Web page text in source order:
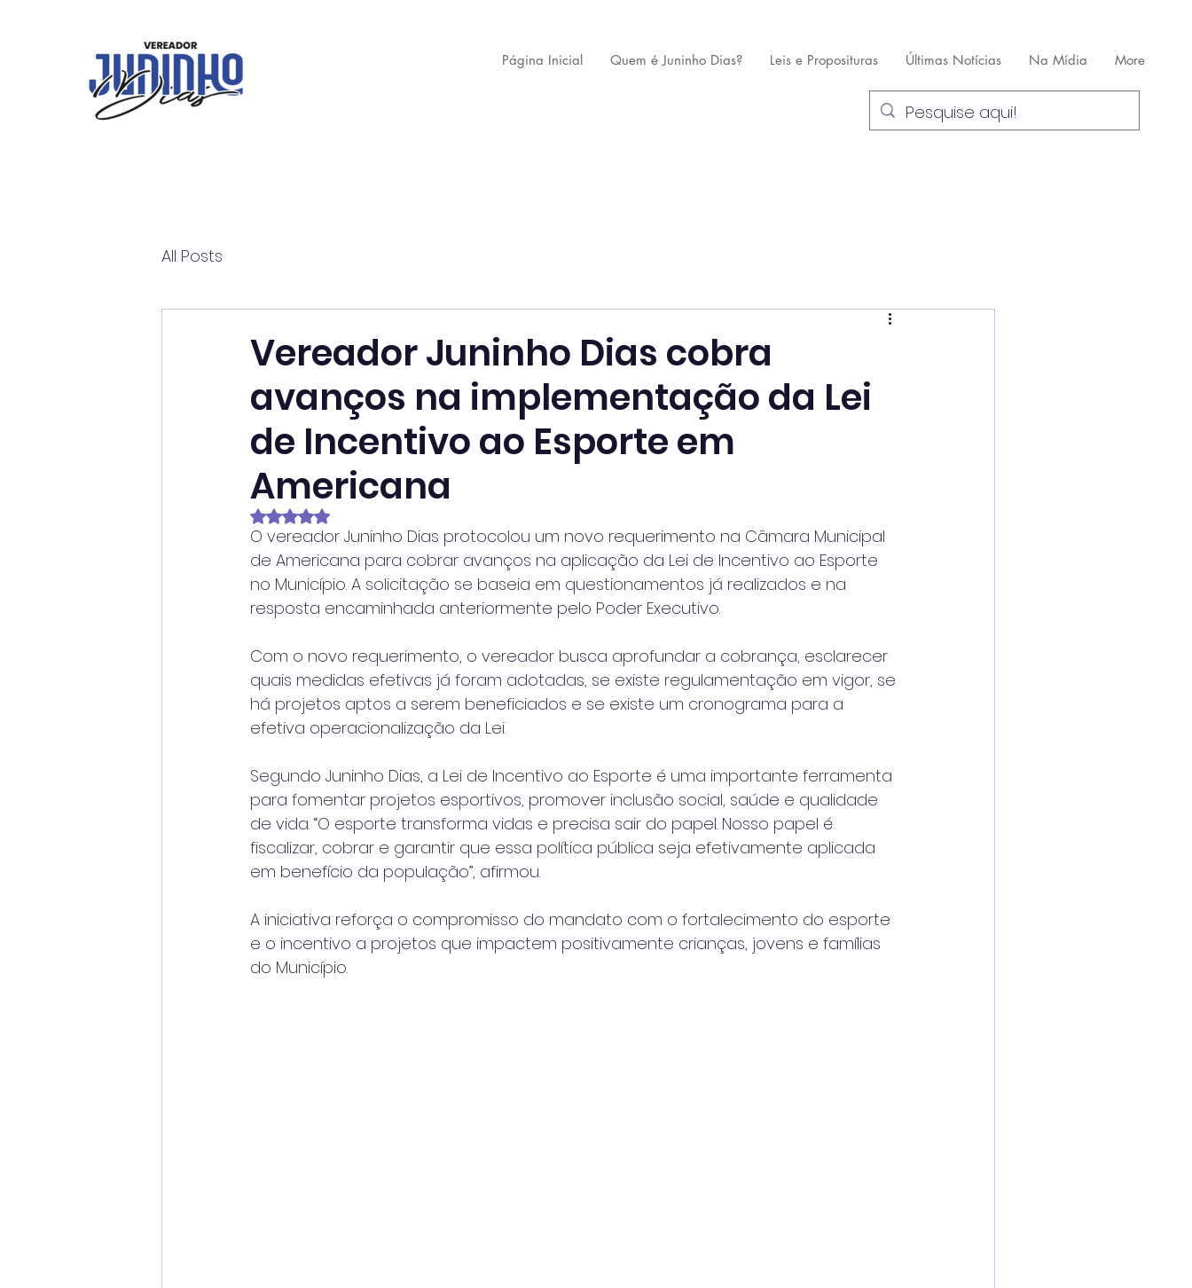
Página Inicial Quem é Juninho Dias? Leis e Proposituras Últimas Notícias Na Mídia More
All Posts
Vereador Juninho Dias cobra
avanços na implementação da Lei
de Incentivo ao Esporte em
Americana
Avaliado com NaN de 5 estrelas.
O vereador Juninho Dias protocolou um novo requerimento na Câmara Municipal
de Americana para cobrar avanços na aplicação da Lei de Incentivo ao Esporte
no Município. A solicitação se baseia em questionamentos já realizados e na
resposta encaminhada anteriormente pelo Poder Executivo.
Com o novo requerimento, o vereador busca aprofundar a cobrança, esclarecer
quais medidas efetivas já foram adotadas, se existe regulamentação em vigor, se
há projetos aptos a serem beneficiados e se existe um cronograma para a
efetiva operacionalização da Lei.
Segundo Juninho Dias, a Lei de Incentivo ao Esporte é uma importante ferramenta
para fomentar projetos esportivos, promover inclusão social, saúde e qualidade
de vida. “O esporte transforma vidas e precisa sair do papel. Nosso papel é
fiscalizar, cobrar e garantir que essa política pública seja efetivamente aplicada
em benefício da população”, afirmou.
A iniciativa reforça o compromisso do mandato com o fortalecimento do esporte
e o incentivo a projetos que impactem positivamente crianças, jovens e famílias
do Município.